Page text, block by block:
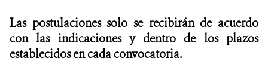
DONA
Las postulaciones solo se recibirán de acuerdo
con las indicaciones y dentro de los plazos
establecidos en cada convocatoria.